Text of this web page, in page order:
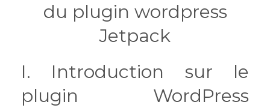
du plugin wordpress
Jetpack
I. Introduction sur le
plugin WordPress